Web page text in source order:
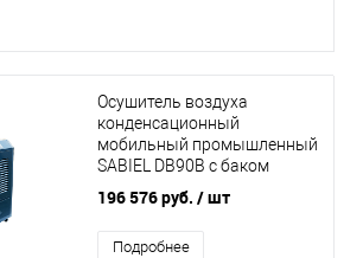
Осушитель воздуха
конденсационный
мобильный промышленный
SABIEL DB90B с баком
196 576 руб. / шт
Подробнее